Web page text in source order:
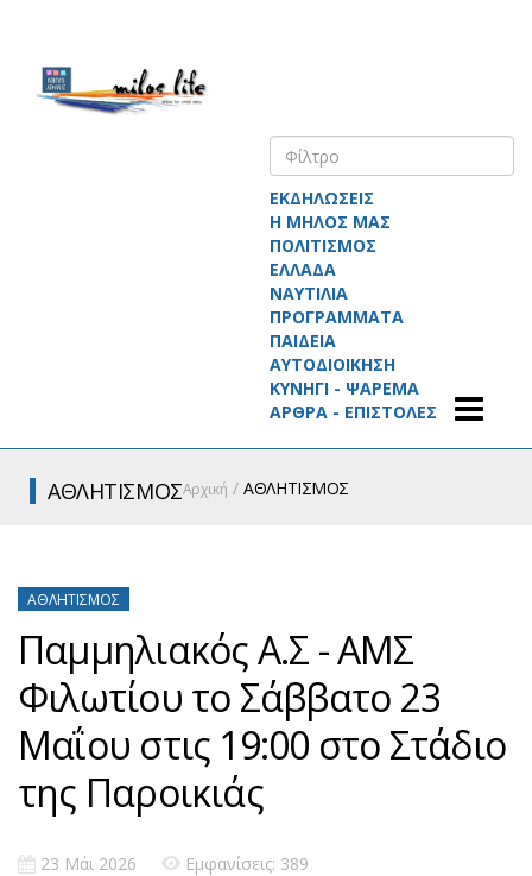
ΕΚΔΗΛΩΣΕΙΣ
Η ΜΗΛΟΣ ΜΑΣ
ΠΟΛΙΤΙΣΜΟΣ
ΕΛΛΑΔΑ
ΝΑΥΤΙΛΙΑ
ΠΡΟΓΡΑΜΜΑΤΑ
ΠΑΙΔΕΙΑ
ΑΥΤΟΔΙΟΙΚΗΣΗ
ΚΥΝΗΓΙ - ΨΑΡΕΜΑ
ΑΡΘΡΑ - ΕΠΙΣΤΟΛΕΣ
ΑΘΛΗΤΙΣΜΟΣΑρχική ΑΘΛΗΤΙΣΜΟΣ
ΑΘΛΗΤΙΣΜΌΣ
Παμμηλιακός Α.Σ - ΑΜΣ
Φιλωτίου το Σάββατο 23
Μαΐου στις 19:00 στο Στάδιο
της Παροικιάς
23 Μάι 2026 Εμφανίσεις: 389